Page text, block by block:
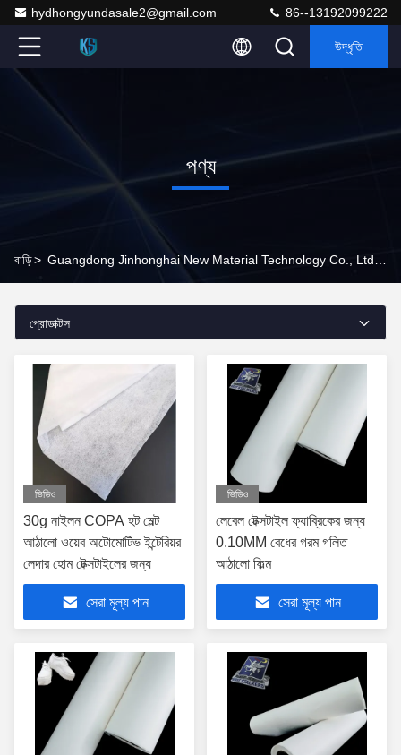
hydhongyundasale2@gmail.com 86--13192099222
উদ্ধৃতি
পণ্য
বাড়ি>
প্রোডাক্টস
ভিডিও
30g নাইলন COPA হট মেল্ট
আঠালো ওয়েব অটোমোটিভ ইন্টেরিয়র
লেদার হোম টেক্সটাইলের জন্য
সেরা মূল্য পান
ভিডিও
লেবেল টেক্সটাইল ফ্যাব্রিকের জন্য
0.10MM বেধের গরম গলিত
আঠালো ফিল্ম
সেরা মূল্য পান